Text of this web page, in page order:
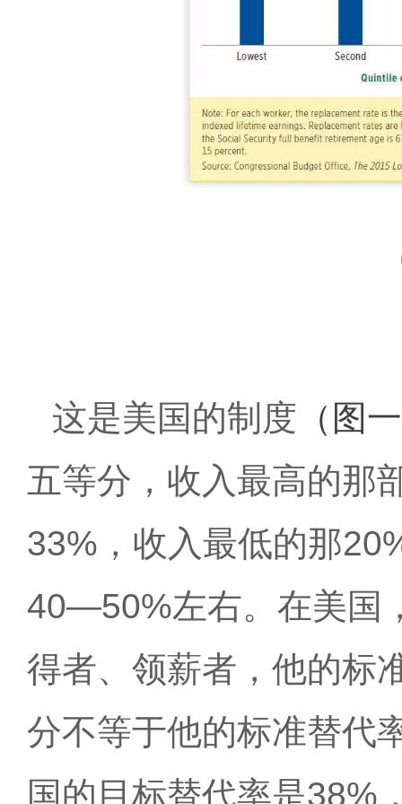
这是美国的制度 （图
五等分，收入最高的那
33%，收入最低的那
40—50%左右。在美国
得者、领薪者，他的标
分不等于他的标准替代
国的目标替代率是38%